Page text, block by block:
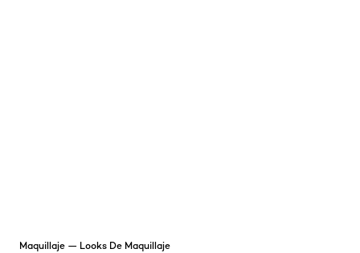
Maquillaje — Looks De Maquillaje